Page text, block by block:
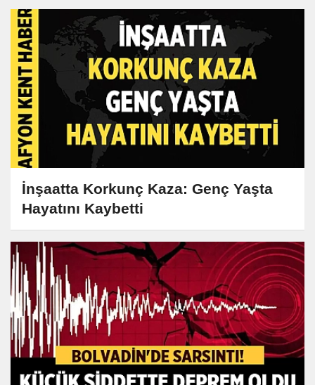
İnşaatta Korkunç Kaza: Genç Yaşta
Hayatını Kaybetti